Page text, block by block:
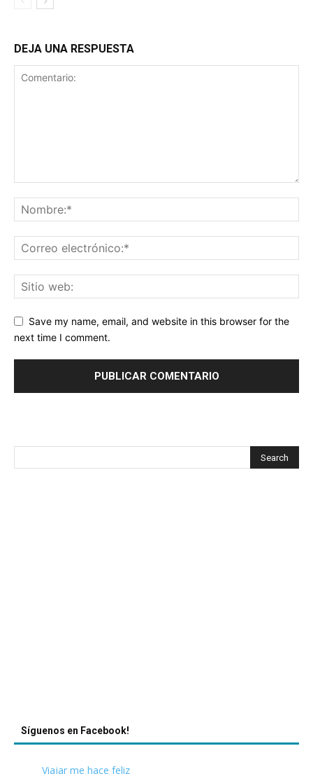
DEJA UNA RESPUESTA
Save my name, email, and website in this browser for the
next time I comment.
Síguenos en Facebook!
Viajar me hace feliz